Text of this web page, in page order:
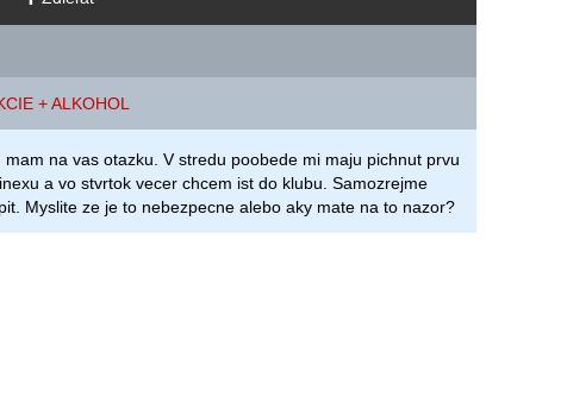
+ ALKOHOL
mam na vas otazku. V stredu poobede mi maju pichnut prvu
a vo stvrtok vecer chcem ist do klubu. Samozrejme
Myslite ze je to nebezpecne alebo aky mate na to nazor?